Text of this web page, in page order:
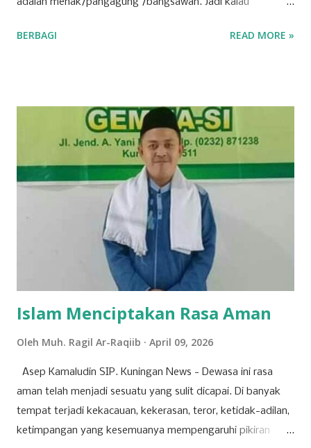
pangagung/ bangsawan, atau juga bisa berarti seorang
bangsawan/ningrat, berwibawa, berpendidikan. Menurut
cerita leluhur, Cis = keris dari seorang bangsawan/menak
tersebut melayang dan jatuh di blok
pangbadakan/sekarang blok Cimantri sebelah utara Dusun
Malaraman, dahulu disana tempatnya pangguyangan badak
(badak mandi lumpur) dan dari Pena/ pulpen yang sering
dipakai menulis oleh bangsawan tersebut terbanglah ke
Panulisan, maka sangatlah kental ada istilah Cisantana-
Panulisan . Wilayah Kabupaten Kuningan, sudah disebut
dalam jaman keraja...
BERBAGI READ MORE »
Islam Menciptakan Rasa Aman
Oleh Muh. Ragil Ar-Raqiib April 09, 2026
Asep Kamaludin SIP. Kuningan News - Dewasa ini rasa
aman telah menjadi sesuatu yang sulit dicapai. Di banyak
tempat terjadi kekacauan, kekerasan, teror, ketidak-adilan,
ketimpangan yang kesemuanya mempengaruhi pikiran